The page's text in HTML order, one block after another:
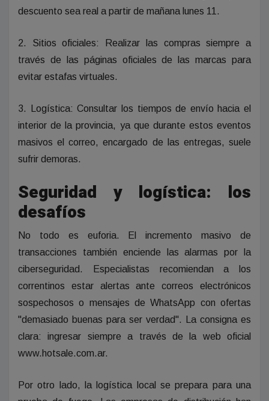
descuento sea real a partir de mañana lunes 11.
2. Sitios oficiales: Realizar las compras siempre a
través de las páginas oficiales de las marcas para
evitar estafas virtuales.
3. Logística: Consultar los tiempos de envío hacia el
interior de la provincia, ya que durante estos eventos
masivos el correo, encargado de las entregas, suele
sufrir demoras.
Seguridad y logística: los
desafíos
No todo es euforia. El incremento masivo de
transacciones también enciende las alarmas por la
ciberseguridad. Especialistas recomiendan a los
correntinos estar alertas ante correos electrónicos
sospechosos o mensajes de WhatsApp con ofertas
"demasiado buenas para ser verdad". La consigna es
clara: ingresar siempre a través de la web oficial
www.hotsale.com.ar.
Por otro lado, la logística local se prepara para una